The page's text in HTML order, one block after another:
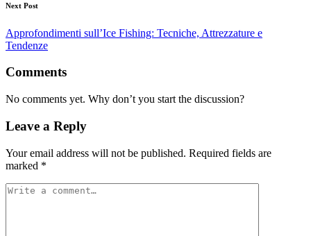
Next Post
Approfondimenti sull’Ice Fishing: Tecniche, Attrezzature e
Tendenze
Comments
No comments yet. Why don’t you start the discussion?
Leave a Reply
Your email address will not be published. Required fields are
marked *